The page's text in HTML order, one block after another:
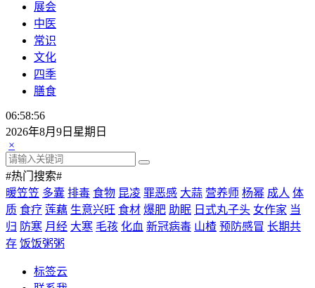
展会
中医
常识
文化
四季
膳食
06:58:56
2026年8月9日星期日
×
#热门搜索#
暖笠笠 多囊 排毒 食物 昆凌 罪恶感 大蒜 营养师 杨幂 成人 体
质 食疗 莲藕 生意兴旺 食材 爆肥 助眠 日式丸子头 女作家 当
归 防寒 月经 大寒 毛孩 化血 新冠病毒 山楂 预防感冒 长期共
存 饭饭粥粥
标签云